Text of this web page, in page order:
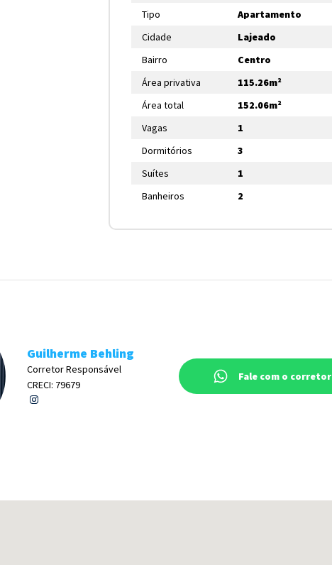
Tipo
Apartamento
Cidade
Lajeado
Bairro
Centro
Área privativa
115.26m²
Área total
152.06m²
Vagas
1
Dormitórios
3
Suítes
1
Banheiros
2
Guilherme Behling
Corretor Responsável
CRECI: 79679
Fale com o corretor